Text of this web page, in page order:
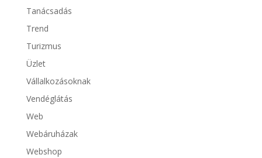
Tanácsadás
Trend
Turizmus
Üzlet
Vállalkozásoknak
Vendéglátás
Web
Webáruházak
Webshop